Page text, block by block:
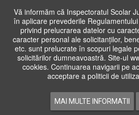
Vă informăm că Inspectoratul Scolar
în aplicare prevederile
privind prelucrarea datelor cu
caracter personal ale solicitanților,
etc. sunt prelucrate în scopuri legale
solicitărilor dumneavoastră. Site-ul
cookies. Continuarea navigarii pe
acceptare a politicii de
MAI MULTE INFORMATII
Cauta
in
siteAcasa Cadre Didactice
Examene Naționale